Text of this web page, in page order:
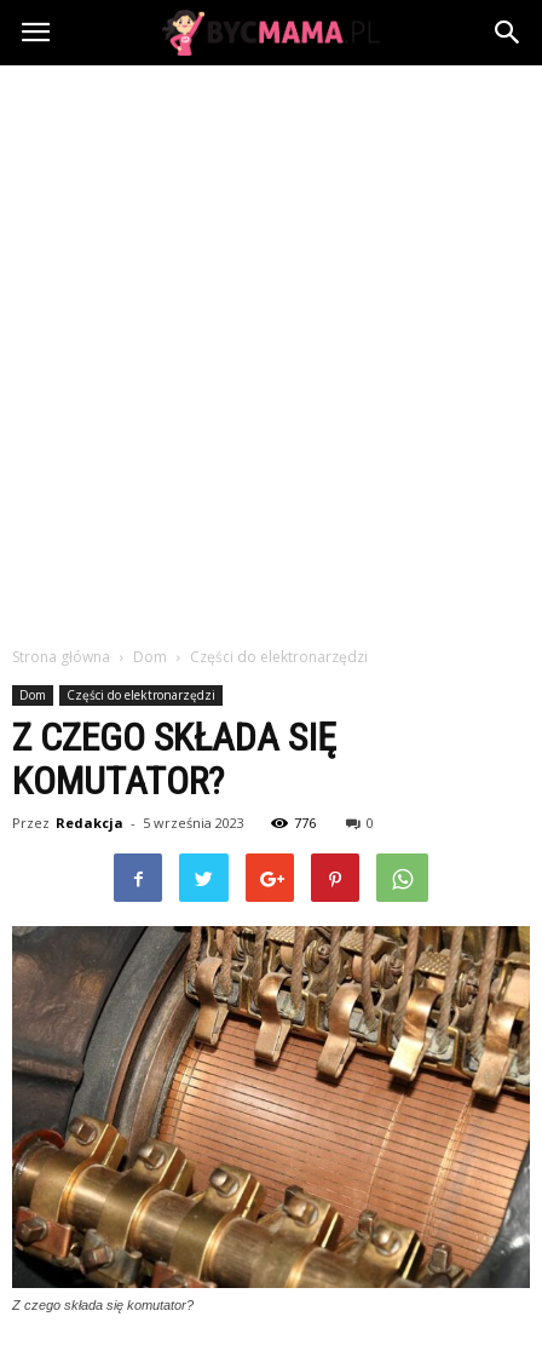
BycMama.pl
Strona główna Dom Części do elektronarzędzi
Dom Części do elektronarzędzi
Z CZEGO SKŁADA SIĘ
KOMUTATOR?
Przez Redakcja - 5 września 2023 776 0
Z czego składa się komutator?